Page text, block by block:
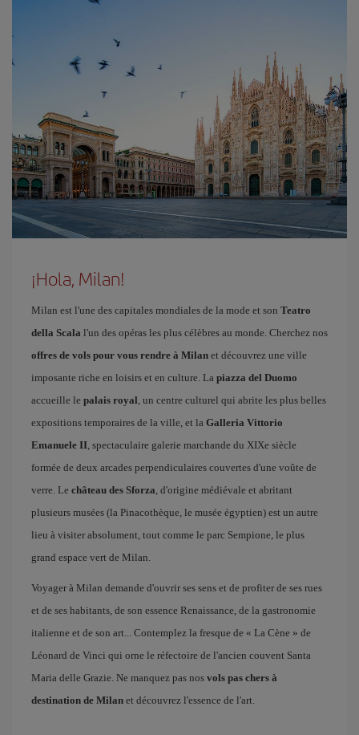
¡Hola, Milan!
Milan est l'une des capitales mondiales de la mode et son Teatro
della Scala l'un des opéras les plus célèbres au monde. Cherchez nos
offres de vols pour vous rendre à Milan et découvrez une ville
imposante riche en loisirs et en culture. La piazza del Duomo
accueille le palais royal, un centre culturel qui abrite les plus belles
expositions temporaires de la ville, et la Galleria Vittorio
Emanuele II, spectaculaire galerie marchande du XIXe siècle
formée de deux arcades perpendiculaires couvertes d'une voûte de
verre. Le château des Sforza, d'origine médiévale et abritant
plusieurs musées (la Pinacothèque, le musée égyptien) est un autre
lieu à visiter absolument, tout comme le parc Sempione, le plus
grand espace vert de Milan.
Voyager à Milan demande d'ouvrir ses sens et de profiter de ses rues
et de ses habitants, de son essence Renaissance, de la gastronomie
italienne et de son art... Contemplez la fresque de « La Cène » de
Léonard de Vinci qui orne le réfectoire de l'ancien couvent Santa
Maria delle Grazie. Ne manquez pas nos vols pas chers à
destination de Milan et découvrez l'essence de l'art.